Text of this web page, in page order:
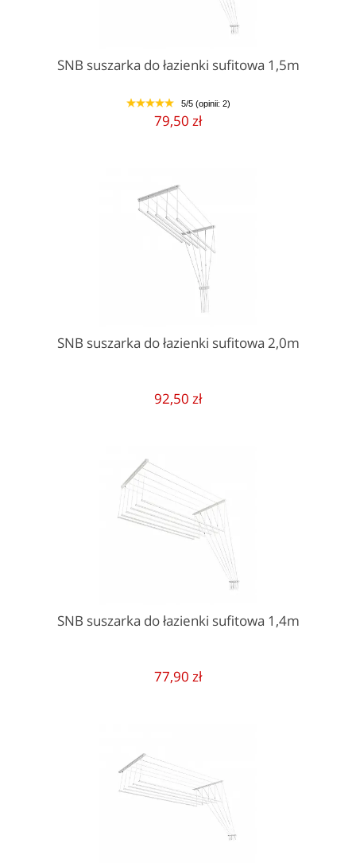
SNB suszarka do łazienki sufitowa 1,5m
1 2 3 4 5 5/5 (opinii: 2)
79,50 zł
SNB suszarka do łazienki sufitowa 2,0m
92,50 zł
SNB suszarka do łazienki sufitowa 1,4m
77,90 zł